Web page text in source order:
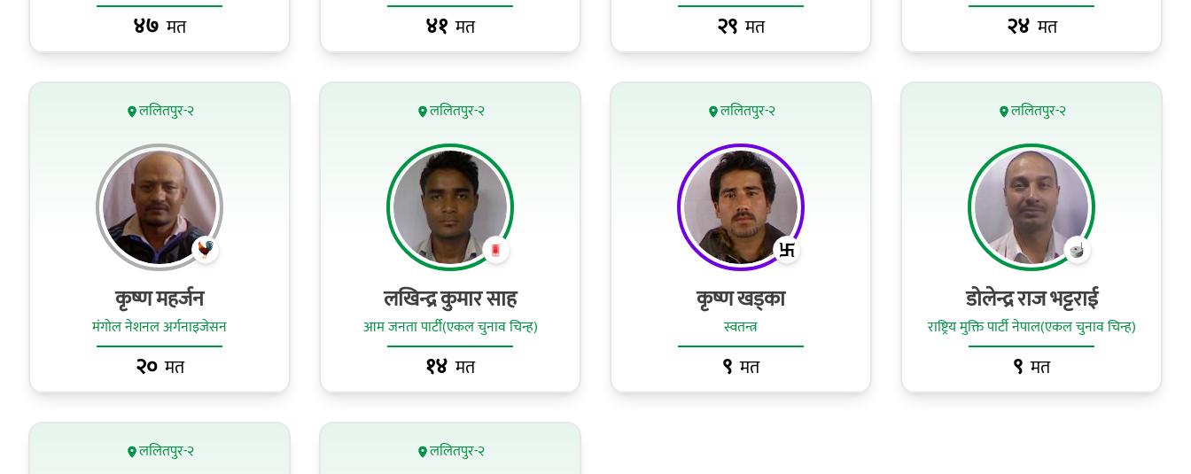
४७ मत ४१ मत २९ मत २४ मत
ललितपुर-२
कृष्ण महर्जन
मंगोल नेशनल अर्गनाइजेसन
२० मत
ललितपुर-२
लखिन्द्र कुमार साह
आम जनता पार्टी(एकल चुनाव चिन्ह)
१४ मत
ललितपुर-२
कृष्ण खड्का
स्वतन्त्र
९ मत
ललितपुर-२
डोलेन्द्र राज भट्टराई
राष्ट्रिय मुक्ति पार्टी नेपाल(एकल चुनाव चिन्ह)
९ मत
ललितपुर-२ ललितपुर-२